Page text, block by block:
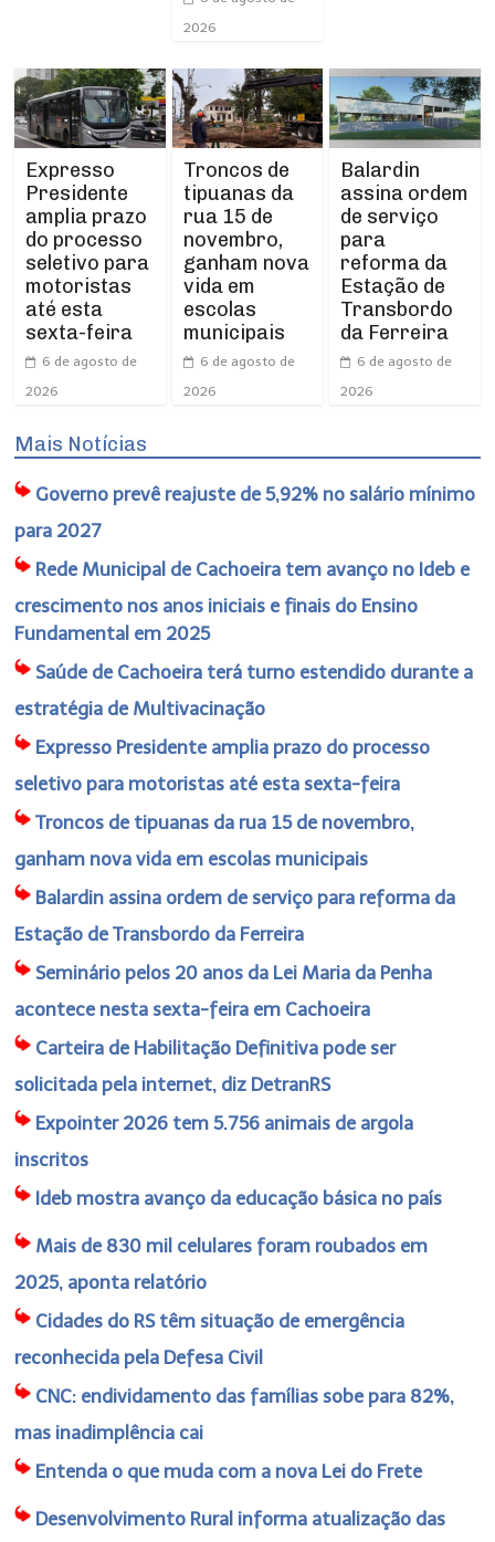
2026
Expresso
Presidente
amplia prazo
do processo
seletivo para
motoristas
até esta
sexta-feira
6 de agosto de
2026
Troncos de
tipuanas da
rua 15 de
novembro,
ganham nova
vida em
escolas
municipais
6 de agosto de
2026
Balardin
assina ordem
de serviço
para
reforma da
Estação de
Transbordo
da Ferreira
6 de agosto de
2026
Mais Notícias
Governo prevê reajuste de 5,92% no salário mínimo
para 2027
Rede Municipal de Cachoeira tem avanço no Ideb e
crescimento nos anos iniciais e finais do Ensino
Fundamental em 2025
Saúde de Cachoeira terá turno estendido durante a
estratégia de Multivacinação
Expresso Presidente amplia prazo do processo
seletivo para motoristas até esta sexta-feira
Troncos de tipuanas da rua 15 de novembro,
ganham nova vida em escolas municipais
Balardin assina ordem de serviço para reforma da
Estação de Transbordo da Ferreira
Seminário pelos 20 anos da Lei Maria da Penha
acontece nesta sexta-feira em Cachoeira
Carteira de Habilitação Definitiva pode ser
solicitada pela internet, diz DetranRS
Expointer 2026 tem 5.756 animais de argola
inscritos
Ideb mostra avanço da educação básica no país
Mais de 830 mil celulares foram roubados em
2025, aponta relatório
Cidades do RS têm situação de emergência
reconhecida pela Defesa Civil
CNC: endividamento das famílias sobe para 82%,
mas inadimplência cai
Entenda o que muda com a nova Lei do Frete
Desenvolvimento Rural informa atualização das